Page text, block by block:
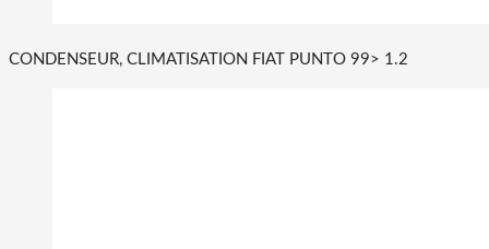
CONDENSEUR, CLIMATISATION FIAT PUNTO 99> 1.2